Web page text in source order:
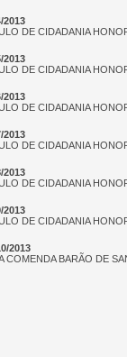
2013
DE CIDADANIA
2013
DE CIDADANIA
2013
DE CIDADANIA
2013
DE CIDADANIA
2013
DE CIDADANIA
2013
DE CIDADANIA
2013
COMENDA BARÃO DE